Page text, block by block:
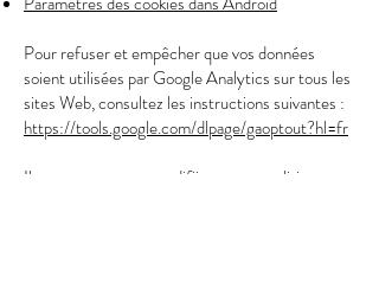
Pour refuser et empêcher que vos données
soient utilisées par Google Analytics sur tous les
sites Web, consultez les instructions suivantes :
https://tools.google.com/dlpage/gaoptout?hl=fr
Il se peut que nous modifiions cette politique en